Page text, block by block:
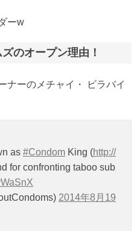
ーw
のオープン理由！
ナーのメチャイ・ ビラバイ
as #CondomKing (http://
for confronting taboo sub
2014年8月19